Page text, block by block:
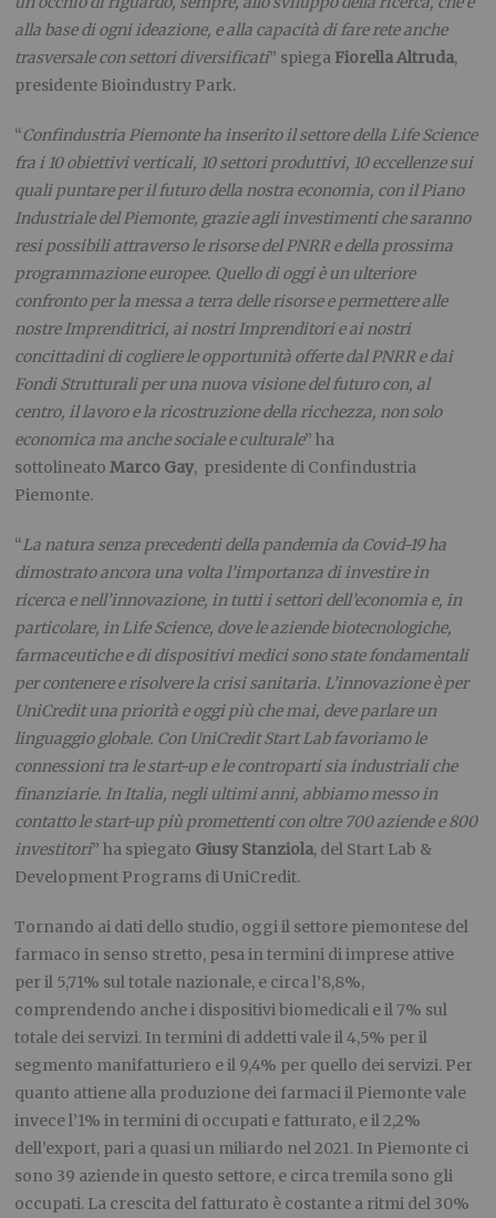
alla base di ogni ideazione, e alla capacità di fare rete anche
trasversale con settori diversificati” spiega Fiorella Altruda,
presidente Bioindustry Park.
“Confindustria Piemonte ha inserito il settore della Life Science
fra i 10 obiettivi verticali, 10 settori produttivi, 10 eccellenze sui
quali puntare per il futuro della nostra economia, con il Piano
Industriale del Piemonte, grazie agli investimenti che saranno
resi possibili attraverso le risorse del PNRR e della prossima
programmazione europee. Quello di oggi è un ulteriore
confronto per la messa a terra delle risorse e permettere alle
nostre Imprenditrici, ai nostri Imprenditori e ai nostri
concittadini di cogliere le opportunità offerte dal PNRR e dai
Fondi Strutturali per una nuova visione del futuro con, al
centro, il lavoro e la ricostruzione della ricchezza, non solo
economica ma anche sociale e culturale” ha
sottolineato Marco Gay, presidente di Confindustria
Piemonte.
“La natura senza precedenti della pandemia da Covid-19 ha
dimostrato ancora una volta l’importanza di investire in
ricerca e nell’innovazione, in tutti i settori dell’economia e, in
particolare, in Life Science, dove le aziende biotecnologiche,
farmaceutiche e di dispositivi medici sono state fondamentali
per contenere e risolvere la crisi sanitaria. L’innovazione è per
UniCredit una priorità e oggi più che mai, deve parlare un
linguaggio globale. Con UniCredit Start Lab favoriamo le
connessioni tra le start-up e le controparti sia industriali che
finanziarie. In Italia, negli ultimi anni, abbiamo messo in
contatto le start-up più promettenti con oltre 700 aziende e 800
investitori” ha spiegato Giusy Stanziola, del Start Lab &
Development Programs di UniCredit.
Tornando ai dati dello studio, oggi il settore piemontese del
farmaco in senso stretto, pesa in termini di imprese attive
per il 5,71% sul totale nazionale, e circa l’8,8%,
comprendendo anche i dispositivi biomedicali e il 7% sul
totale dei servizi. In termini di addetti vale il 4,5% per il
segmento manifatturiero e il 9,4% per quello dei servizi. Per
quanto attiene alla produzione dei farmaci il Piemonte vale
invece l’1% in termini di occupati e fatturato, e il 2,2%
dell’export, pari a quasi un miliardo nel 2021. In Piemonte ci
sono 39 aziende in questo settore, e circa tremila sono gli
occupati. La crescita del fatturato è costante a ritmi del 30%